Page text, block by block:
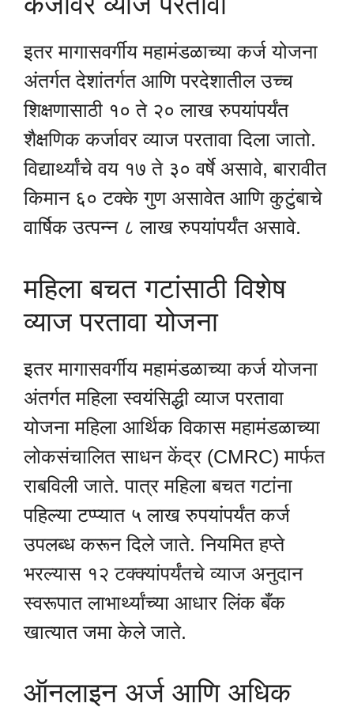
इतर मागासवर्गीय महामंडळाच्या कर्ज योजना
अंतर्गत देशांतर्गत आणि परदेशातील उच्च
शिक्षणासाठी १० ते २० लाख रुपयांपर्यंत
शैक्षणिक कर्जावर व्याज परतावा दिला जातो.
विद्यार्थ्यांचे वय १७ ते ३० वर्षे असावे, बारावीत
किमान ६० टक्के गुण असावेत आणि कुटुंबाचे
वार्षिक उत्पन्न ८ लाख रुपयांपर्यंत असावे.
महिला बचत गटांसाठी विशेष
व्याज परतावा योजना
इतर मागासवर्गीय महामंडळाच्या कर्ज योजना
अंतर्गत महिला स्वयंसिद्धी व्याज परतावा
योजना महिला आर्थिक विकास महामंडळाच्या
लोकसंचालित साधन केंद्र (CMRC) मार्फत
राबविली जाते. पात्र महिला बचत गटांना
पहिल्या टप्प्यात ५ लाख रुपयांपर्यंत कर्ज
उपलब्ध करून दिले जाते. नियमित हप्ते
भरल्यास १२ टक्क्यांपर्यंतचे व्याज अनुदान
स्वरूपात लाभार्थ्यांच्या आधार लिंक बँक
खात्यात जमा केले जाते.
ऑनलाइन अर्ज आणि अधिक